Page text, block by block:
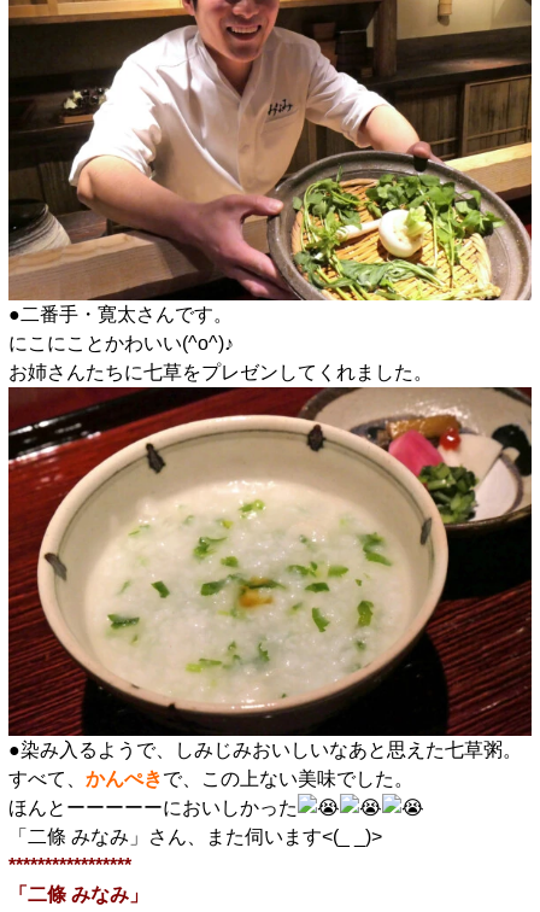
●二番手・寛太さんです。
にこにことかわいい(^o^)♪
お姉さんたちに七草をプレゼンしてくれました。
●染み入るようで、しみじみおいしいなあと思えた七草粥。
すべて、 かんぺきで、この上ない美味でした。
ほんとーーーーーにおいしかった
「二條 みなみ」さん、また伺います<(_ _)>
*****************
「二條 みなみ」